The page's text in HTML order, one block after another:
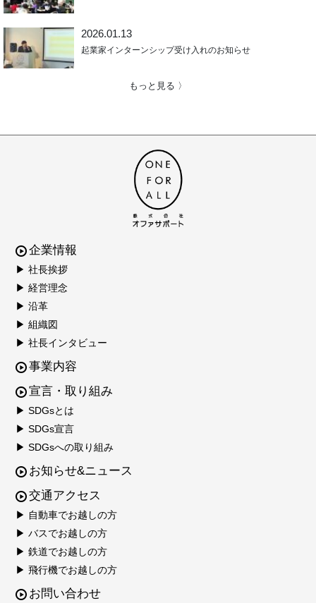
2026.01.13
起業家インターンシップ受け入れのお知らせ
もっと見る 〉
企業情報
▶ 社長挨拶
▶ 経営理念
▶ 沿革
▶ 組織図
▶ 社長インタビュー
事業内容
宣言・取り組み
▶ SDGsとは
▶ SDGs宣言
▶ SDGsへの取り組み
お知らせ&ニュース
交通アクセス
▶ 自動車でお越しの方
▶ バスでお越しの方
▶ 鉄道でお越しの方
▶ 飛行機でお越しの方
お問い合わせ